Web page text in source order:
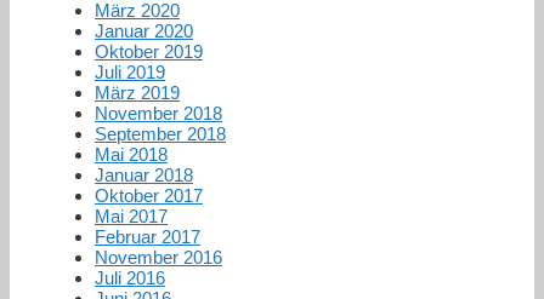
März 2020
Januar 2020
Oktober 2019
Juli 2019
März 2019
November 2018
September 2018
Mai 2018
Januar 2018
Oktober 2017
Mai 2017
Februar 2017
November 2016
Juli 2016